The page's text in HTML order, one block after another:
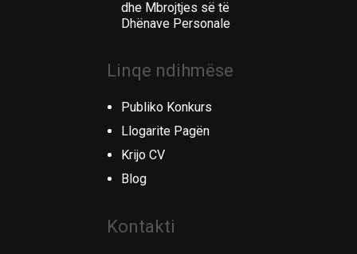
dhe Mbrojtjes së të
Dhënave Personale
Linqe ndihmëse
Publiko Konkurs
Llogarite Pagën
Krijo CV
Blog
Kontakti